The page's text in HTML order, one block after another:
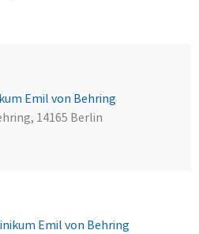
Emil von Behring
14165 Berlin
Emil von Behring